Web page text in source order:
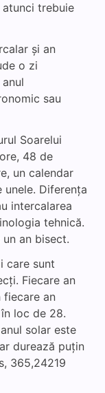
trebuie
și an
o zi
sau
Soarelui
48 de
un calendar
Diferența
intercalarea
tehnică.
an bisect.
care sunt
Fiecare an
an
loc de 28.
solar este
durează puțin
365,24219